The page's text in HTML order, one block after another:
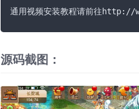
通用视频安装教程请前往
源码截图：